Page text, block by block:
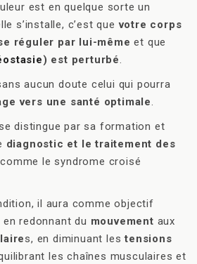
est en quelque sorte un
s’installe, c’est quevotre corps
réguler par lui-même et que
) est perturbé.
aucun doute celui qui pourra
vers une santé optimale.
distingue par sa formation et
diagnostic et le traitement des
comme le syndrome croisé
il aura comme objectif
en redonnant du mouvement aux
s, en diminuant lestensions
les chaînes musculaires et